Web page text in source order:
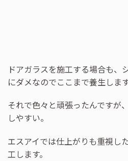
ドアガラスを施工する場合も、
にダメなのでここまで養生します
それで色々と頑張ったんですが
しやすい。
エスアイでは仕上がりも重視し
工します。